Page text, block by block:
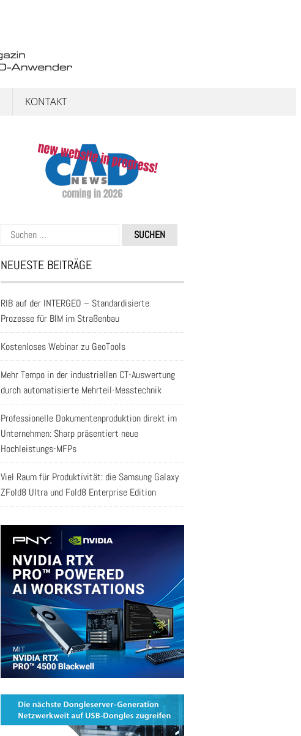
KONTAKT
Suchen
nach:
NEUESTE BEITRÄGE
RIB auf der INTERGEO – Standardisierte
Prozesse für BIM im Straßenbau
Kostenloses Webinar zu GeoTools
Mehr Tempo in der industriellen CT-Auswertung
durch automatisierte Mehrteil-Messtechnik
Professionelle Dokumentenproduktion direkt im
Unternehmen: Sharp präsentiert neue
Hochleistungs-MFPs
Viel Raum für Produktivität: die Samsung Galaxy
ZFold8 Ultra und Fold8 Enterprise Edition